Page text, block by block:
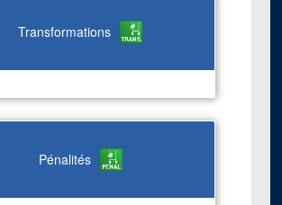
Transformations
Pénalités